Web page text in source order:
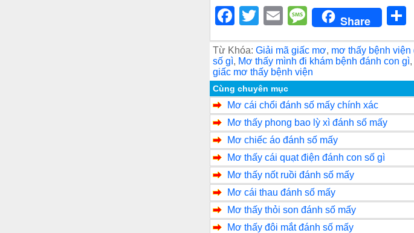
F
a
c
e
b
o
o
k
T
wi
tt
er
E
m
ail
M
e
ss
a
g
e
Share
Từ Khóa: Giải mã giấc mơ, mơ thấy bệnh viện
số gì, Mơ thấy mình đi khám bệnh đánh con gì,
giấc mơ thấy bệnh viện
Cùng chuyên mục
Mơ cái chổi đánh số mấy chính xác
Mơ thấy phong bao lỳ xì đánh số mấy
Mơ chiếc áo đánh số mấy
Mơ thấy cái quạt điện đánh con số gì
Mơ thấy nốt ruồi đánh số mấy
Mơ cái thau đánh số mấy
Mơ thấy thỏi son đánh số mấy
Mơ thấy đôi mắt đánh số mấy